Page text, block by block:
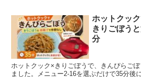
ホットクッ
きりごぼう
分
ホットクック×きりごぼうで、きんぴらご
ました。メニュー2-16を選ぶだけで35分後